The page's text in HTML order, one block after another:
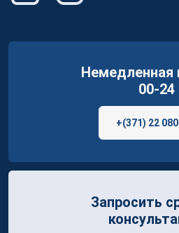
00-24
+(371) 22
Запросить